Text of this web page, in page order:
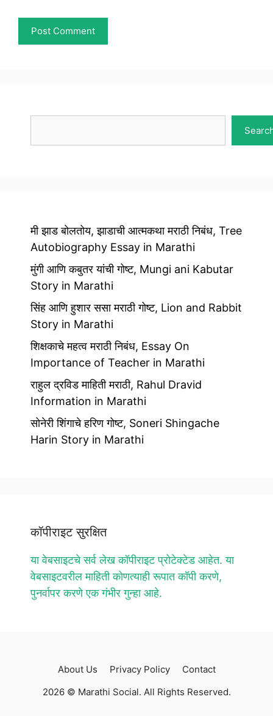
मी झाड बोलतोय, झाडाची आत्मकथा मराठी निबंध, Tree
Autobiography Essay in Marathi
मुंगी आणि कबुतर यांची गोष्ट, Mungi ani Kabutar
Story in Marathi
सिंह आणि हुशार ससा मराठी गोष्ट, Lion and Rabbit
Story in Marathi
शिक्षकाचे महत्व मराठी निबंध, Essay On
Importance of Teacher in Marathi
राहुल द्रविड माहिती मराठी, Rahul Dravid
Information in Marathi
सोनेरी शिंगाचे हरिण गोष्ट, Soneri Shingache
Harin Story in Marathi
कॉपीराइट सुरक्षित
या वेबसाइटचे सर्व लेख कॉपीराइट प्रोटेक्टेड आहेत. या
वेबसाइटवरील माहिती कोणत्याही रूपात कॉपी करणे,
पुनर्वापर करणे एक गंभीर गुन्हा आहे.
About Us Privacy Policy
Contact
2026 © Marathi Social. All Rights Reserved.